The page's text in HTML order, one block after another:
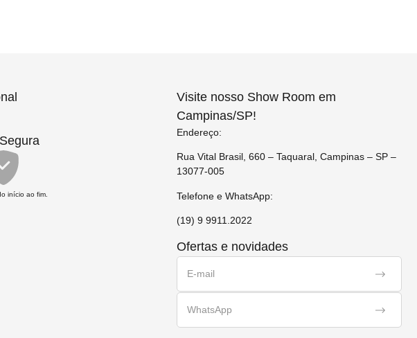
início ao fim.
Visite nosso Show Room em
Campinas/SP!
Endereço:
Rua Vital Brasil, 660 – Taquaral, Campinas – SP –
13077-005
Telefone e WhatsApp:
(19) 9 9911.2022
Ofertas e novidades